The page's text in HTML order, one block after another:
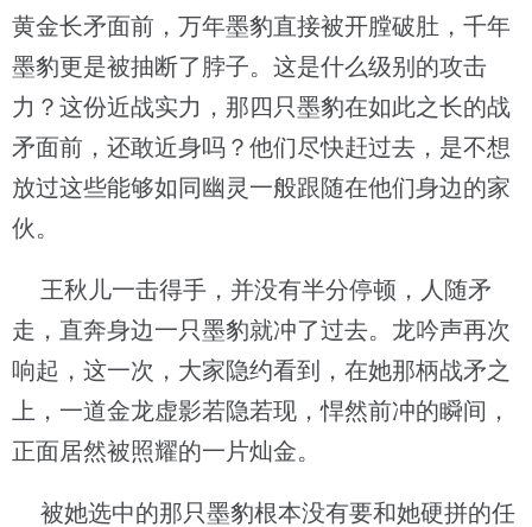
黄金长矛面前，万年墨豹直接被开膛破肚，千年
墨豹更是被抽断了脖子。这是什么级别的攻击
力？这份近战实力，那四只墨豹在如此之长的战
矛面前，还敢近身吗？他们尽快赶过去，是不想
放过这些能够如同幽灵一般跟随在他们身边的家
伙。
王秋儿一击得手，并没有半分停顿，人随矛
走，直奔身边一只墨豹就冲了过去。龙吟声再次
响起，这一次，大家隐约看到，在她那柄战矛之
上，一道金龙虚影若隐若现，悍然前冲的瞬间，
正面居然被照耀的一片灿金。
被她选中的那只墨豹根本没有要和她硬拼的任